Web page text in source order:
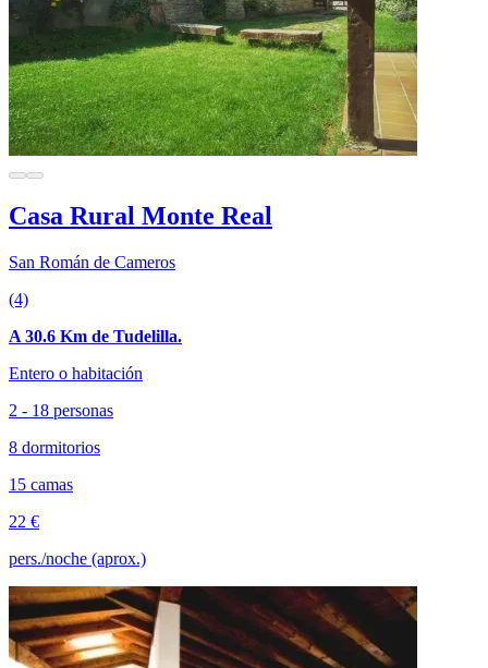
Casa Rural Monte Real
San Román de Cameros
(4)
A 30.6 Km de Tudelilla.
Entero o habitación
2 - 18 personas
8 dormitorios
15 camas
22 €
pers./noche (aprox.)